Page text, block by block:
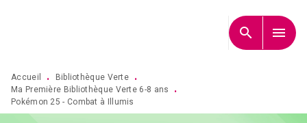
search menu
Accueil • Bibliothèque Verte
•
Ma Première Bibliothèque Verte 6-8 ans
•
Pokémon 25 - Combat à Illumis